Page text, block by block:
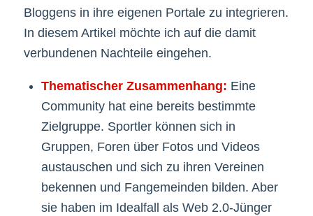
Bloggens in ihre eigenen Portale zu integrieren.
In diesem Artikel möchte ich auf die damit
verbundenen Nachteile eingehen.
Thematischer Zusammenhang: Eine
Community hat eine bereits bestimmte
Zielgruppe. Sportler können sich in
Gruppen, Foren über Fotos und Videos
austauschen und sich zu ihren Vereinen
bekennen und Fangemeinden bilden. Aber
sie haben im Idealfall als Web 2.0-Jünger